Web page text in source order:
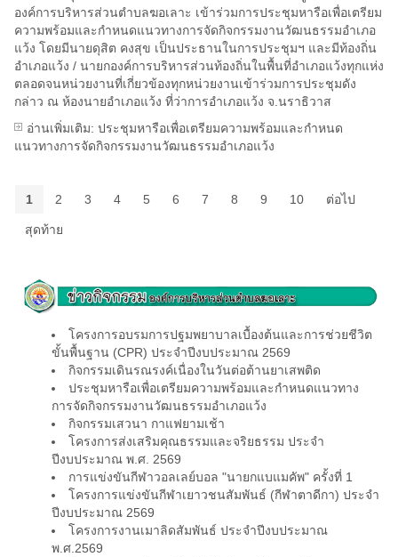
องค์การบริหารส่วนตำบลฆอเลาะ เข้าร่วมการประชุมหารือเพื่อเตรียม
ความพร้อมและกำหนดแนวทางการจัดกิจกรรมงานวัฒนธรรมอำเภอ
แว้ง โดยมีนายดุสิต คงสุข เป็นประธานในการประชุมฯ และมีท้องถิ่น
อำเภอแว้ง / นายกองค์การบริหารส่วนท้องถิ่นในพื้นที่อำเภอแว้งทุกแห่ง
ตลอดจนหน่วยงานที่เกี่ยวข้องทุกหน่วยงานเข้าร่วมการประชุมดัง
กล่าว ณ ห้องนายอำเภอแว้ง ที่ว่าการอำเภอแว้ง จ.นราธิวาส
อ่านเพิ่มเติม: ประชุมหารือเพื่อเตรียมความพร้อมและกำหนด
แนวทางการจัดกิจกรรมงานวัฒนธรรมอำเภอแว้ง
1 2 3 4 5 6 7 8 9 10 ต่อไป
สุดท้าย
โครงการอบรมการปฐมพยาบาลเบื้องต้นและการช่วยชีวิต
ขั้นพื้นฐาน (CPR) ประจำปีงบประมาณ 2569
กิจกรรมเดินรณรงค์เนื่องในวันต่อต้านยาเสพติด
ประชุมหารือเพื่อเตรียมความพร้อมและกำหนดแนวทาง
การจัดกิจกรรมงานวัฒนธรรมอำเภอแว้ง
กิจกรรมเสวนา กาแฟยามเช้า
โครงการส่งเสริมคุณธรรมและจริยธรรม ประจำ
ปีงบประมาณ พ.ศ. 2569
การแข่งขันกีฬาวอลเลย์บอล "นายกแบแมคัพ" ครั้งที่ 1
โครงการแข่งขันกีฬาเยาวชนสัมพันธ์ (กีฬาตาดีกา) ประจำ
ปีงบประมาณ 2569
โครงการงานเมาลิดสัมพันธ์ ประจำปีงบประมาณ
พ.ศ.2569